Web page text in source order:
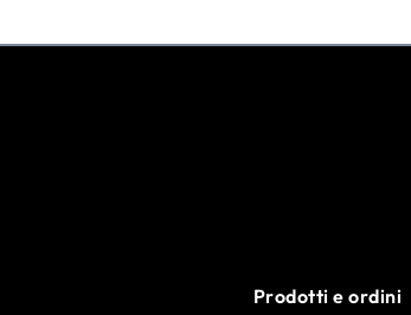
Prodotti e ordini